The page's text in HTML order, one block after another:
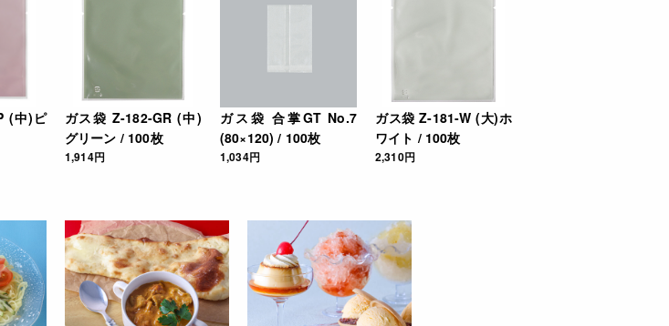
(中)ピ
ガス袋 Z-182-GR (中)
グリーン / 100枚
1,914円
ガス袋 合掌GT No.7
(80×120) / 100枚
1,034円
ガス袋 Z-181-W (大)ホ
ワイト / 100枚
2,310円